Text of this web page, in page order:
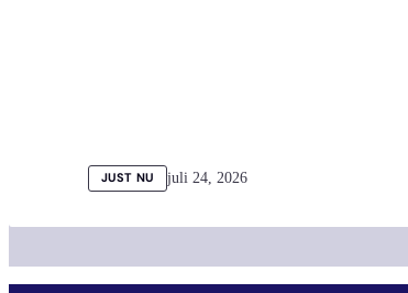
JUST NU juli 24, 2026